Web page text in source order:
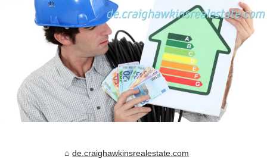
de.craighawkinsrealestate.com